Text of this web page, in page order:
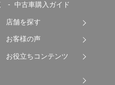
中古車購入ガイド
店舗を探す
お客様の声
お役立ちコンテンツ